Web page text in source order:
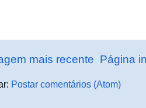
mais recente Página
Postar comentários (Atom)